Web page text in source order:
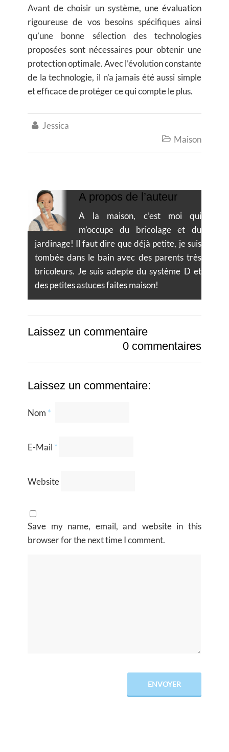
Avant de choisir un système, une évaluation
rigoureuse de vos besoins spécifiques ainsi
qu’une bonne sélection des technologies
proposées sont nécessaires pour obtenir une
protection optimale. Avec l’évolution constante
de la technologie, il n’a jamais été aussi simple
et efficace de protéger ce qui compte le plus.
 Jessica
 Maison
A propos de l’auteur
A la maison, c’est moi qui
m’occupe du bricolage et du
jardinage! Il faut dire que déjà petite, je suis
tombée dans le bain avec des parents très
bricoleurs. Je suis adepte du système D et
des petites astuces faites maison!
Laissez un commentaire
0 commentaires
Laissez un commentaire:
Nom *
E-Mail *
Website
Save my name, email, and website in this
browser for the next time I comment.